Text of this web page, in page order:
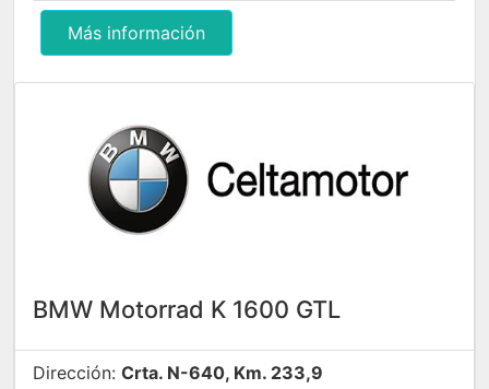
Más información
BMW Motorrad K 1600 GTL
Dirección: Crta. N-640, Km. 233,9